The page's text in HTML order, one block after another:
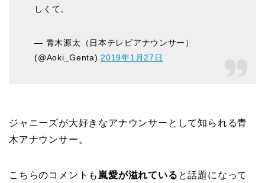
しくて。
— 青木源太（日本テレビアナウンサー）
(@Aoki_Genta) 2019年1月27日
ジャニーズが大好きなアナウンサーとして知られる青
木アナウンサー。
こちらのコメントも 嵐愛が溢れている と話題になって